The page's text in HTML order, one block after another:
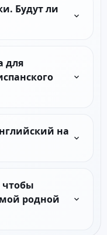
Будут ли
для
на
чтобы
родной